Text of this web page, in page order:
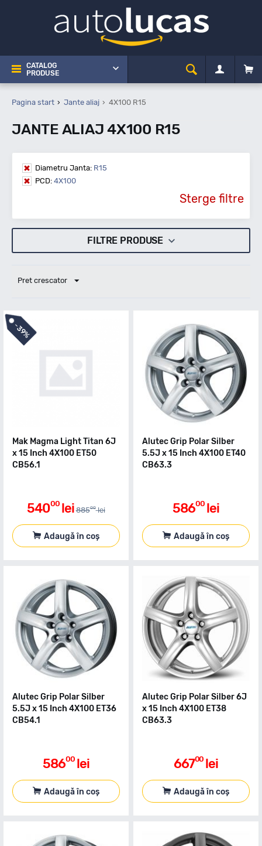
CATALOG
PRODUSE
Pagina start Jante aliaj 4X100 R15
JANTE ALIAJ 4X100 R15
Diametru Janta: R15
PCD: 4X100
Sterge filtre
FILTRE PRODUSE
Pret crescator
-39%
Mak Magma Light Titan 6J
x 15 Inch 4X100 ET50
CB56.1
54000 lei 88500 lei
Adaugă în coș
Alutec Grip Polar Silber
5.5J x 15 Inch 4X100 ET40
CB63.3
58600 lei
Adaugă în coș
Alutec Grip Polar Silber
5.5J x 15 Inch 4X100 ET36
CB54.1
58600 lei
Adaugă în coș
Alutec Grip Polar Silber 6J
x 15 Inch 4X100 ET38
CB63.3
66700 lei
Adaugă în coș